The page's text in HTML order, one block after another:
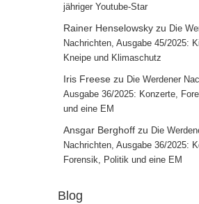
jähriger Youtube-Star
Rainer Henselowsky zu Die
Nachrichten, Ausgabe 45/2025:
Kneipe und Klimaschutz
Iris Freese zu Die Werdener
Ausgabe 36/2025: Konzerte,
und eine EM
Ansgar Berghoff zu Die
Nachrichten, Ausgabe 36/2025:
Forensik, Politik und eine EM
Blog